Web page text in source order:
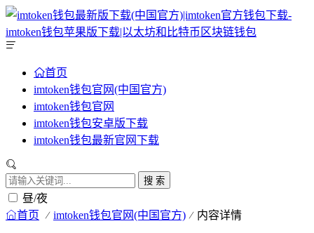
首页
imtoken钱包官网(中国官方)
imtoken钱包官网
imtoken钱包安卓版下载
imtoken钱包最新官网下载
搜 索
昼/夜
首页 imtoken钱包官网(中国官方) 内容详情